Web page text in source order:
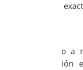
sabemos
He vuelto a